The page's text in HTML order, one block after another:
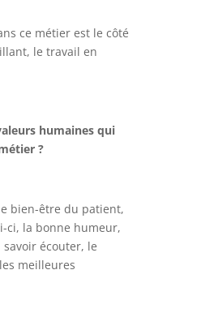
ce métier est le côté
le travail en
humaines qui
?
bien-être du patient,
ci, la bonne humeur,
écouter, le
meilleures